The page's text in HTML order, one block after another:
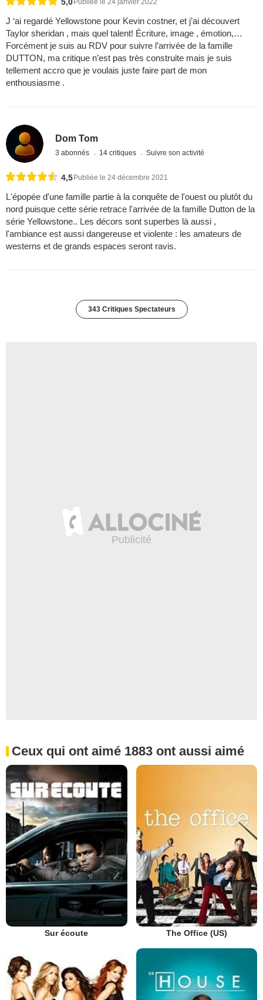
5,0 Publiée le 24 janvier 2022
J ‘ai regardé Yellowstone pour Kevin costner, et j’ai découvert
Taylor sheridan , mais quel talent! Écriture, image , émotion,…
Forcément je suis au RDV pour suivre l’arrivée de la famille
DUTTON, ma critique n’est pas très construite mais je suis
tellement accro que je voulais juste faire part de mon
enthousiasme .
Dom Tom
3 abonnés 14 critiques Suivre son activité
4,5Publiée le 24 décembre 2021
L'épopée d'une famille partie à la conquête de l'ouest ou plutôt du
nord puisque cette série retrace l'arrivée de la famille Dutton de la
série Yellowstone.. Les décors sont superbes là aussi ,
l'ambiance est aussi dangereuse et violente : les amateurs de
westerns et de grands espaces seront ravis.
343 Critiques Spectateurs
Ceux qui ont aimé 1883 ont aussi aimé
Sur écoute The Office (US)